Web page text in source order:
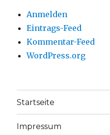
Anmelden
Eintrags-Feed
Kommentar-Feed
WordPress.org
Startseite
Impressum